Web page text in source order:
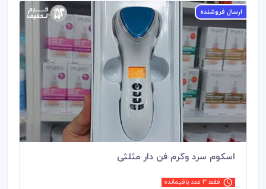
ارسال فروشنده
اسکوم‌ سرد وگرم فن دار مثلثی
فقط 3 عدد باقیمانده